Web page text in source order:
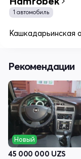
1 автомобиль
Кашкадарьинская
Рекомендации
Новый
45 000 000 UZS